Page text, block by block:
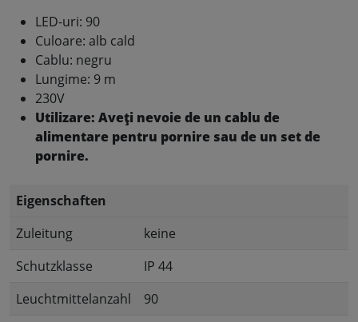
LED-uri: 90
Culoare: alb cald
Cablu: negru
Lungime: 9 m
230V
Utilizare: Aveți nevoie de un cablu de
alimentare pentru pornire sau de un set de
pornire.
Eigenschaften
Zuleitung
keine
Schutzklasse
IP 44
Leuchtmittelanzahl
90